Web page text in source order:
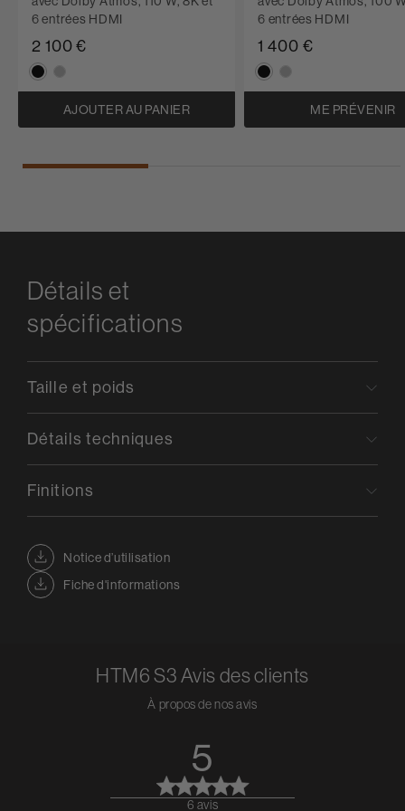
6 entrées HDMI
2 100 €
AJOUTER AU PANIER
6 entrées HDMI
1 400 €
ME PRÉVENIR
Détails et
spécifications
Notice d’utilisation
Fiche d'informations
Taille et poids
Détails techniques
Finitions
HTM6 S3 Avis des clients
À propos de nos avis
5
5 out of 5 stars 6
6 avis